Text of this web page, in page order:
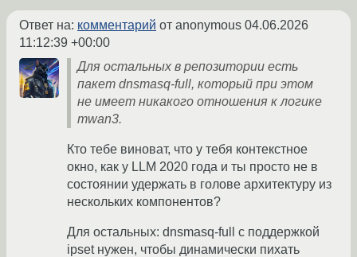
Ответ на: комментарий от anonymous 04.06.2026
11:12:39 +00:00
Для остальных в репозитории есть
пакет dnsmasq-full, который при этом
не имеет никакого отношения к логике
mwan3.
Кто тебе виноват, что у тебя контекстное
окно, как у LLM 2020 года и ты просто не в
состоянии удержать в голове архитектуру из
нескольких компонентов?
Для остальных: dnsmasq-full с поддержкой
ipset нужен, чтобы динамически пихать